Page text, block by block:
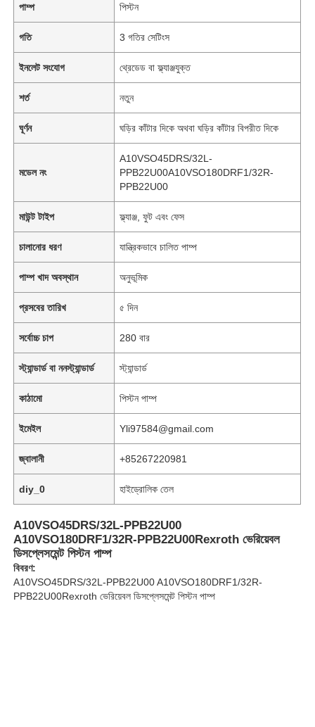
পাম্প পিস্টন
গতি 3 গতির সেটিংস
ইনলেট সংযোগ থ্রেডেড বা ফ্ল্যাঞ্জযুক্ত
শর্ত নতুন
ঘূর্ণন ঘড়ির কাঁটার দিকে অথবা ঘড়ির কাঁটার বিপরীত দিকে
মডেল নং
A10VSO45DRS/32L-
PPB22U00A10VSO180DRF1/32R-
PPB22U00
মাউন্ট টাইপ ফ্ল্যাঞ্জ, ফুট এবং ফেস
চালানোর ধরণ যান্ত্রিকভাবে চালিত পাম্প
পাম্প খাদ অবস্থান অনুভূমিক
প্রসবের তারিখ ৫ দিন
সর্বোচ্চ চাপ 280 বার
স্ট্যান্ডার্ড বা ননস্ট্যান্ডার্ড স্ট্যান্ডার্ড
কাঠামো পিস্টন পাম্প
ইমেইল Yli97584@gmail.com
জ্বালানী +85267220981
diy_0 হাইড্রোলিক তেল
A10VSO45DRS/32L-PPB22U00
A10VSO180DRF1/32R-PPB22U00Rexroth ভেরিয়েবল
ডিসপ্লেসমেন্ট পিস্টন পাম্প
বিবরণ:
A10VSO45DRS/32L-PPB22U00 A10VSO180DRF1/32R-
PPB22U00Rexroth ভেরিয়েবল ডিসপ্লেসমেন্ট পিস্টন পাম্প